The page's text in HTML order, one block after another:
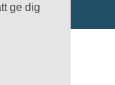
ge dig